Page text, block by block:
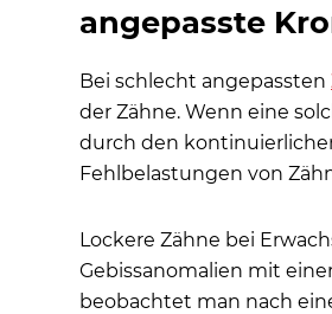
angepasste
Bei schlecht angepassten
der Zähne. Wenn eine
durch den
Fehlbelastungen von
Lockere Zähne bei
Gebissanomalien mit
beobachtet man nach